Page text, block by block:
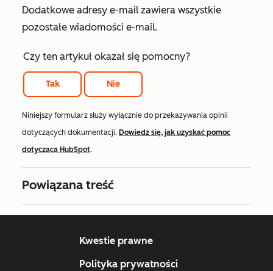
Dodatkowe adresy e-mail zawiera wszystkie
pozostałe wiadomości e-mail.
Czy ten artykuł okazał się pomocny?
Tak Nie
Niniejszy formularz służy wyłącznie do przekazywania opinii
dotyczących dokumentacji. Dowiedz się, jak uzyskać pomoc
dotyczącą HubSpot.
Powiązana treść
Kwestie prawne
Polityka prywatności